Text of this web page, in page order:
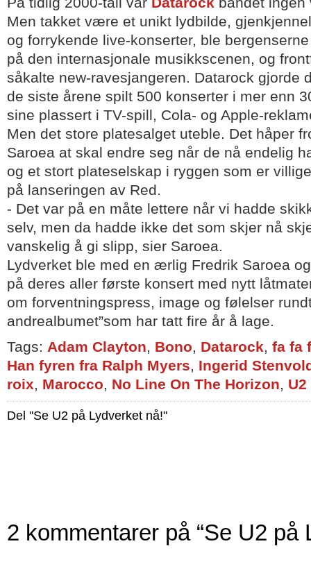
Men takket være et unikt lydbilde,
og forrykende live-konserter, ble
på den internasjonale musikkscenen, og
såkalte new-ravesjangeren. Datarock gjorde
de siste årene spilt 500 konserter i mer enn
sine plassert i TV-spill, Cola- og Apple-
Men det store platesalget uteble. Det håper
Saroea at skal endre seg når de nå endelig
og et stort plateselskap i ryggen som er
på lanseringen av Red.
- Det var på en måte lettere når vi hadde
selv, men da hadde ikke det som skjer nå
vanskelig å gi slipp, sier Saroea.
Lydverket ble med en ærlig Fredrik Saroea
på deres aller første konsert med nytt
om forventningspress, image og følelser
andrealbumet”som har tatt fire år å lage.
Tags: Adam Clayton, Bono, Datarock, fa fa
Han fyren fra Ralph Myers, Ingerid
roix, Marocco, No Line On The Horizon, U2
Del "Se U2 på Lydverket nå!"
2 kommentarer på “Se U2 på